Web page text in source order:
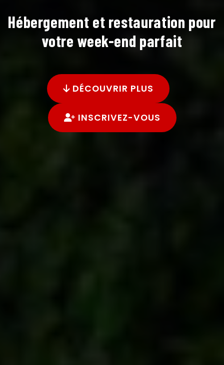
Hébergement et restauration pour
votre week-end parfait
DÉCOUVRIR PLUS
INSCRIVEZ-VOUS